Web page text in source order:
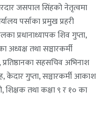
जसपाल सिंहको नेतृत्वमा
पर्साका प्रमुख प्रहरी
प्रधानाध्यापक शिव गुप्ता,
अध्यक्ष तथा सञ्चारकर्मी
सहसचिव अभिनाश
केदार गुप्ता, सञ्चारकर्मी आकाश
शिक्षक तथा कक्षा ९ र १० का